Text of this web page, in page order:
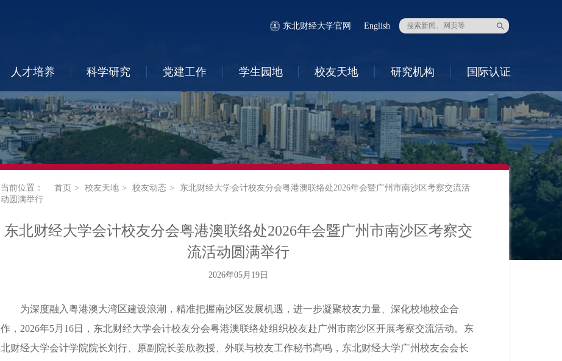
东北财经大学官网 English
人才培养 科学研究 党建工作 学生园地 校友天地 研究机构 国际认证
当前位置： 首页 校友天地 校友动态
东北财经大学会计校友分会粤港澳联络处2026年会暨广州市南沙区考察交流活
动圆满举行
东北财经大学会计校友分会粤港澳联络处2026年会暨广州市南沙区考察交
流活动圆满举行
2026年05月19日
为深度融入粤港澳大湾区建设浪潮，精准把握南沙区发展机遇，进一步凝聚校友力量、深化校地校企合
作，2026年5月16日，东北财经大学会计校友分会粤港澳联络处组织校友赴广州市南沙区开展考察交流活动。东
北财经大学会计学院院长刘行、原副院长姜欣教授、外联与校友工作秘书高鸣，东北财经大学广州校友会会长